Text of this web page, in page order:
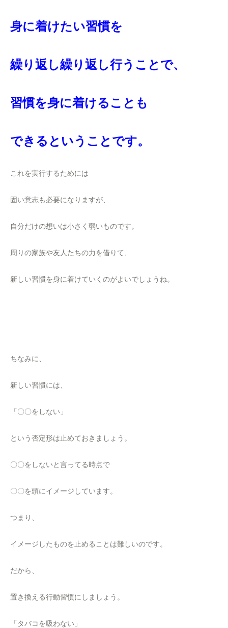
身に着けたい習慣を
繰り返し繰り返し行うことで、
習慣を身に着けることも
できるということです。
これを実行するためには
固い意志も必要になりますが、
自分だけの想いは小さく弱いものです。
周りの家族や友人たちの力を借りて、
新しい習慣を身に着けていくのがよいでしょうね。
ちなみに、
新しい習慣には、
「〇〇をしない」
という否定形は止めておきましょう。
〇〇をしないと言ってる時点で
〇〇を頭にイメージしています。
つまり、
イメージしたものを止めることは難しいのです。
だから、
置き換える行動習慣にしましょう。
「タバコを吸わない」